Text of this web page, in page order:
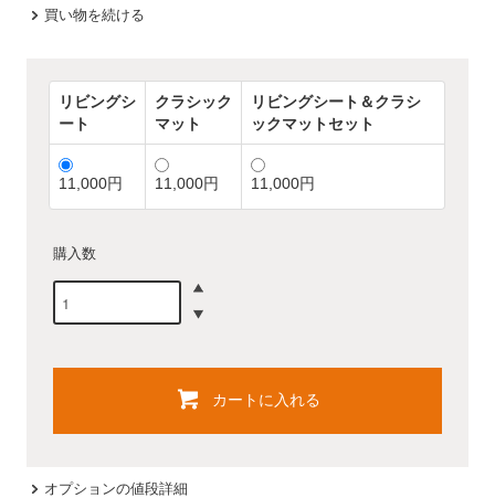
買い物を続ける
リビングシ
ート
クラシック
マット
リビングシート＆クラシ
ックマットセット
11,000円 11,000円 11,000円
購入数
カートに入れる
オプションの値段詳細